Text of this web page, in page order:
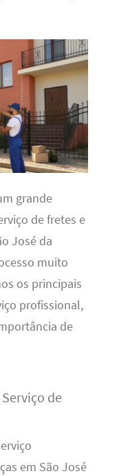
grande
de fretes e
José da
muito
os principais
profissional,
de
de
em São José